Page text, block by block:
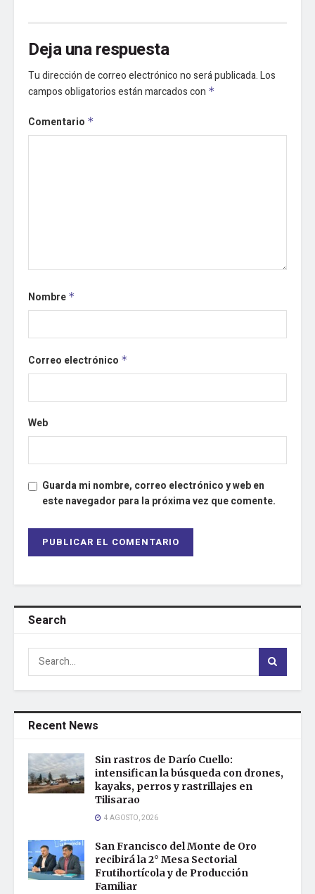
Deja una respuesta
Tu dirección de correo electrónico no será publicada.Los
campos obligatorios están marcados con *
Comentario *
Nombre *
Correo electrónico *
Web
Guarda mi nombre, correo electrónico y web en
este navegador para la próxima vez que comente.
Search
Recent News
Sin rastros de Darío Cuello:
intensifican la búsqueda con drones,
kayaks, perros y rastrillajes en
Tilisarao
4 AGOSTO, 2026
San Francisco del Monte de Oro
recibirá la 2° Mesa Sectorial
Frutihortícola y de Producción
Familiar